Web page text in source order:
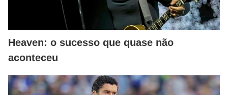
Heaven: o sucesso que quase não
aconteceu